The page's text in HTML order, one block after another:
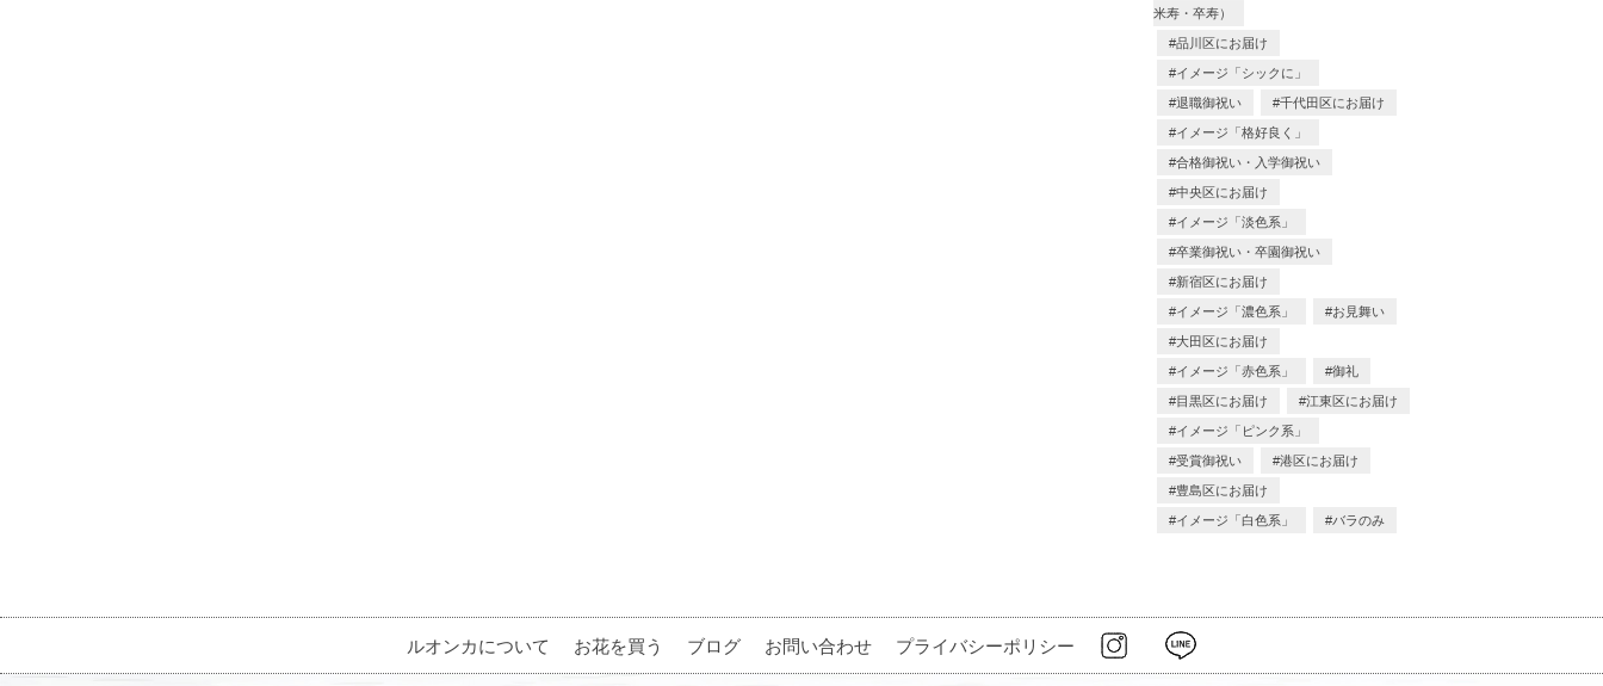
米寿・卒寿）
品川区にお届け
イメージ「シックに」
退職御祝い 千代田区にお届け
イメージ「格好良く」
合格御祝い・入学御祝い
中央区にお届け
イメージ「淡色系」
卒業御祝い・卒園御祝い
新宿区にお届け
イメージ「濃色系」 お見舞い
大田区にお届け
イメージ「赤色系」 御礼
目黒区にお届け 江東区にお届け
イメージ「ピンク系」
受賞御祝い 港区にお届け
豊島区にお届け
イメージ「白色系」 バラのみ
ルオンカについて お花を買う ブログ お問い合わせ プライバシーポリシー